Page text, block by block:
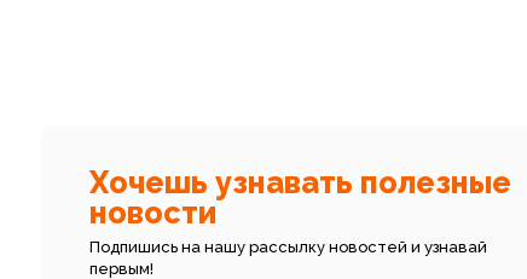
Хочешь узнавать полезные
новости
Подпишись на нашу рассылку новостей и узнавай
первым!